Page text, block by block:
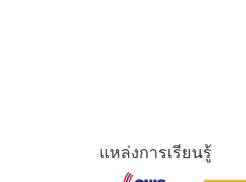
แหล่งการเรียนรู้